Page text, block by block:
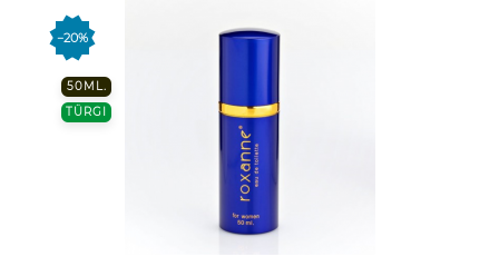
−20%
50ML.
TÜRGI